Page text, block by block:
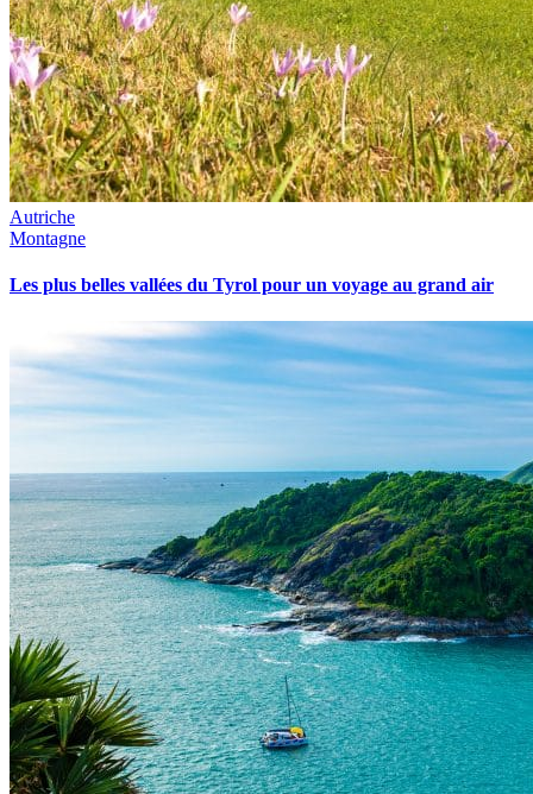
Autriche
Montagne
Les plus belles vallées du Tyrol pour un voyage au grand air